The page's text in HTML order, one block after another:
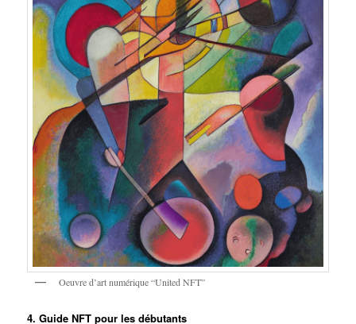
Oeuvre d’art numérique “United NFT”
4. Guide NFT pour les débutants